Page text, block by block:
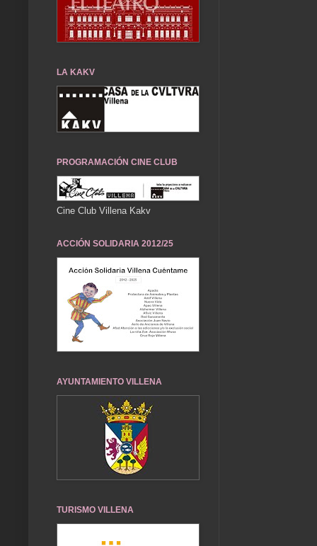
LA KAKV
PROGRAMACIÓN CINE CLUB
Cine Club Villena Kakv
ACCIÓN SOLIDARIA 2012/25
AYUNTAMIENTO VILLENA
TURISMO VILLENA